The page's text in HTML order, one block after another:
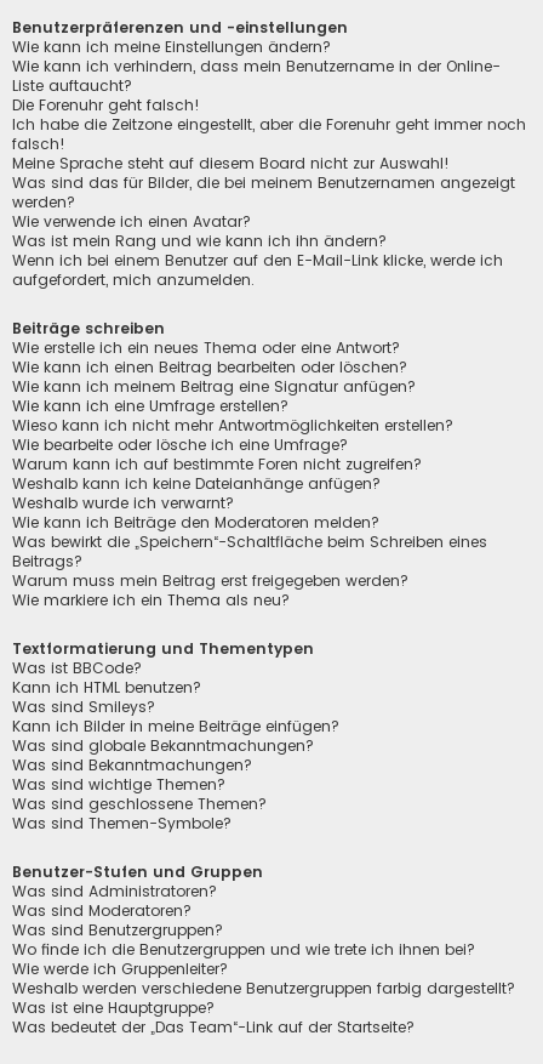
Benutzerpräferenzen und -einstellungen
Wie kann ich meine Einstellungen ändern?
Wie kann ich verhindern, dass mein Benutzername in der Online-
Liste auftaucht?
Die Forenuhr geht falsch!
Ich habe die Zeitzone eingestellt, aber die Forenuhr geht immer noch
falsch!
Meine Sprache steht auf diesem Board nicht zur Auswahl!
Was sind das für Bilder, die bei meinem Benutzernamen angezeigt
werden?
Wie verwende ich einen Avatar?
Was ist mein Rang und wie kann ich ihn ändern?
Wenn ich bei einem Benutzer auf den E-Mail-Link klicke, werde ich
aufgefordert, mich anzumelden.
Beiträge schreiben
Wie erstelle ich ein neues Thema oder eine Antwort?
Wie kann ich einen Beitrag bearbeiten oder löschen?
Wie kann ich meinem Beitrag eine Signatur anfügen?
Wie kann ich eine Umfrage erstellen?
Wieso kann ich nicht mehr Antwortmöglichkeiten erstellen?
Wie bearbeite oder lösche ich eine Umfrage?
Warum kann ich auf bestimmte Foren nicht zugreifen?
Weshalb kann ich keine Dateianhänge anfügen?
Weshalb wurde ich verwarnt?
Wie kann ich Beiträge den Moderatoren melden?
Was bewirkt die „Speichern“-Schaltfläche beim Schreiben eines
Beitrags?
Warum muss mein Beitrag erst freigegeben werden?
Wie markiere ich ein Thema als neu?
Textformatierung und Thementypen
Was ist BBCode?
Kann ich HTML benutzen?
Was sind Smileys?
Kann ich Bilder in meine Beiträge einfügen?
Was sind globale Bekanntmachungen?
Was sind Bekanntmachungen?
Was sind wichtige Themen?
Was sind geschlossene Themen?
Was sind Themen-Symbole?
Benutzer-Stufen und Gruppen
Was sind Administratoren?
Was sind Moderatoren?
Was sind Benutzergruppen?
Wo finde ich die Benutzergruppen und wie trete ich ihnen bei?
Wie werde ich Gruppenleiter?
Weshalb werden verschiedene Benutzergruppen farbig dargestellt?
Was ist eine Hauptgruppe?
Was bedeutet der „Das Team“-Link auf der Startseite?